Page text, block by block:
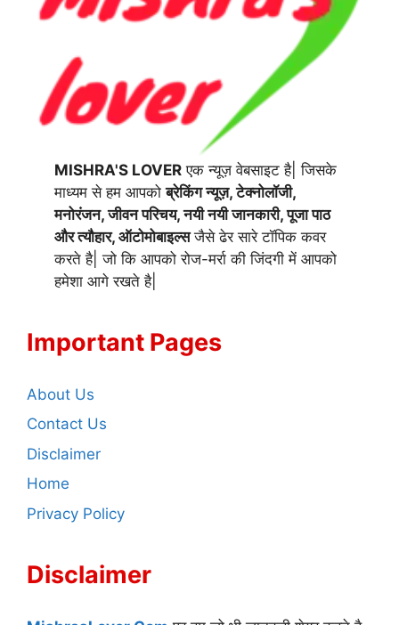
MISHRA'S LOVER एक न्यूज़ वेबसाइट है| जिसके
माध्यम से हम आपकोब्रेकिंग न्यूज़, टेक्नोलॉजी,
मनोरंजन, जीवन परिचय, नयी नयी जानकारी, पूजा पाठ
और त्यौहार, ऑटोमोबाइल्सजैसे ढेर सारे टॉपिक कवर
करते है| जो कि आपको रोज-मर्रा की जिंदगी में आपको
हमेशा आगे रखते है|
Important Pages
About Us
Contact Us
Disclaimer
Home
Privacy Policy
Disclaimer